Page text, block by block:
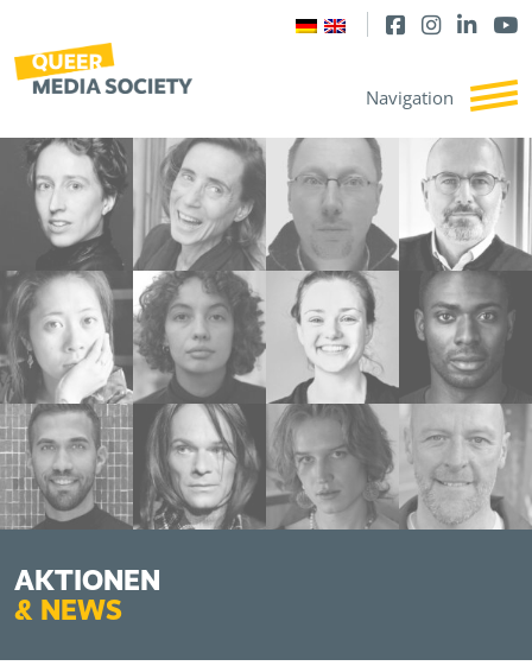
AKTIONEN
& NEWS